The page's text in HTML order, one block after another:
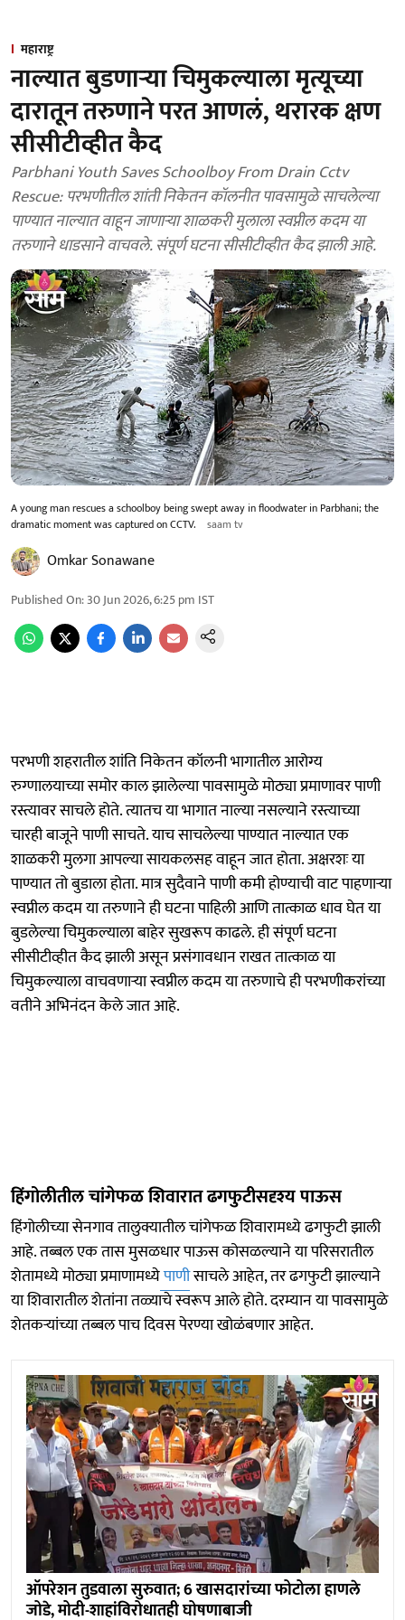
महाराष्ट्र
नाल्यात बुडणाऱ्या चिमुकल्याला मृत्यूच्या
दारातून तरुणाने परत आणलं, थरारक क्षण
सीसीटीव्हीत कैद
Parbhani Youth Saves Schoolboy From Drain Cctv
Rescue: परभणीतील शांती निकेतन कॉलनीत पावसामुळे साचलेल्या
पाण्यात नाल्यात वाहून जाणाऱ्या शाळकरी मुलाला स्वप्नील कदम या
तरुणाने धाडसाने वाचवले. संपूर्ण घटना सीसीटीव्हीत कैद झाली आहे.
A young man rescues a schoolboy being swept away in floodwater in Parbhani; the
dramatic moment was captured on CCTV.
saam tv
Omkar Sonawane
Published On:30 Jun 2026, 6:25 pm IST
परभणी शहरातील शांति निकेतन कॉलनी भागातील आरोग्य
रुग्णालयाच्या समोर काल झालेल्या पावसामुळे मोठ्या प्रमाणावर पाणी
रस्त्यावर साचले होते. त्यातच या भागात नाल्या नसल्याने रस्त्याच्या
चारही बाजूने पाणी साचते. याच साचलेल्या पाण्यात नाल्यात एक
शाळकरी मुलगा आपल्या सायकलसह वाहून जात होता. अक्षरशः या
पाण्यात तो बुडाला होता. मात्र सुदैवाने पाणी कमी होण्याची वाट पाहणाऱ्या
स्वप्नील कदम या तरुणाने ही घटना पाहिली आणि तात्काळ धाव घेत या
बुडलेल्या चिमुकल्याला बाहेर सुखरूप काढले. ही संपूर्ण घटना
सीसीटीव्हीत कैद झाली असून प्रसंगावधान राखत तात्काळ या
चिमुकल्याला वाचवणाऱ्या स्वप्नील कदम या तरुणाचे ही परभणीकरांच्या
वतीने अभिनंदन केले जात आहे.
हिंगोलीतील चांगेफळ शिवारात ढगफुटीसदृश्य पाऊस
हिंगोलीच्या सेनगाव तालुक्यातील चांगेफळ शिवारामध्ये ढगफुटी झाली
आहे. तब्बल एक तास मुसळधार पाऊस कोसळल्याने या परिसरातील
शेतामध्ये मोठ्या प्रमाणामध्येपाणीसाचले आहेत, तर ढगफुटी झाल्याने
या शिवारातील शेतांना तळ्याचे स्वरूप आले होते. दरम्यान या पावसामुळे
शेतकऱ्यांच्या तब्बल पाच दिवस पेरण्या खोळंबणार आहेत.
ऑपरेशन तुडवाला सुरुवात; 6 खासदारांच्या फोटोला हाणले
जोडे, मोदी-शाहांविरोधातही घोषणाबाजी